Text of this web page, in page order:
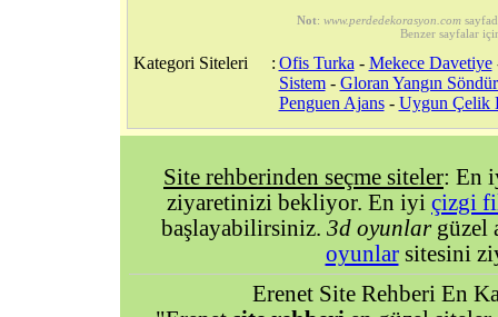
Not: www.perdedekorasyon.com
Benzer sayfalar
Kategori Siteleri : Ofis Turka - Mekece Davetiye
Sistem- Gloran Yangın
Penguen Ajans- Uygun Çelik
Site rehberinden seçme siteler: En
ziyaretinizi bekliyor. En iyi çizgi
başlayabilirsiniz. 3d oyunlargüzel
oyunlarsitesini
Erenet Site Rehberi En